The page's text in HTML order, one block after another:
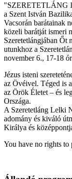
"SZERETETLÁNG
a Szent István
Vacsorán barátainak
közeli barátját ismeri
Szeretetlángjában Őt
utunkhoz a
november 6., 17-18
Jézus isteni
az Övéivel. Téged is
az Örök Életet – és
Országa.
A Szeretetláng Lelki
adomány és kiváló
Királya és
You have no rights to